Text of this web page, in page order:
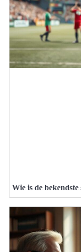
Wie is de